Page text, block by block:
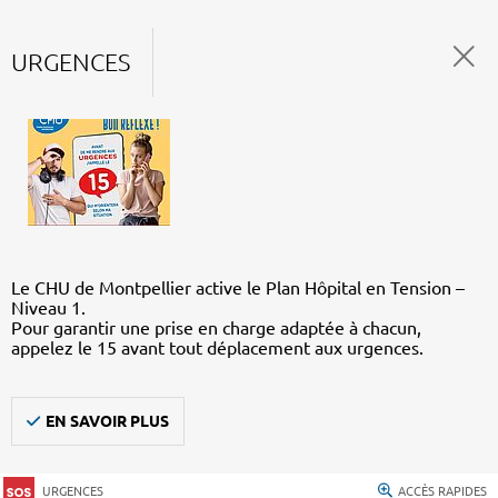
URGENCES
Le CHU de Montpellier active le Plan Hôpital en Tension –
Niveau 1.
Pour garantir une prise en charge adaptée à chacun,
appelez le 15 avant tout déplacement aux urgences.
EN SAVOIR PLUS
URGENCES ACCÈS RAPIDES